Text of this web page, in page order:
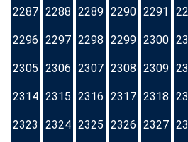
2287 2288 2289 2290 2291
2296 2297 2298 2299 2300
2305 2306 2307 2308 2309
2314 2315 2316 2317 2318
2323 2324 2325 2326 2327